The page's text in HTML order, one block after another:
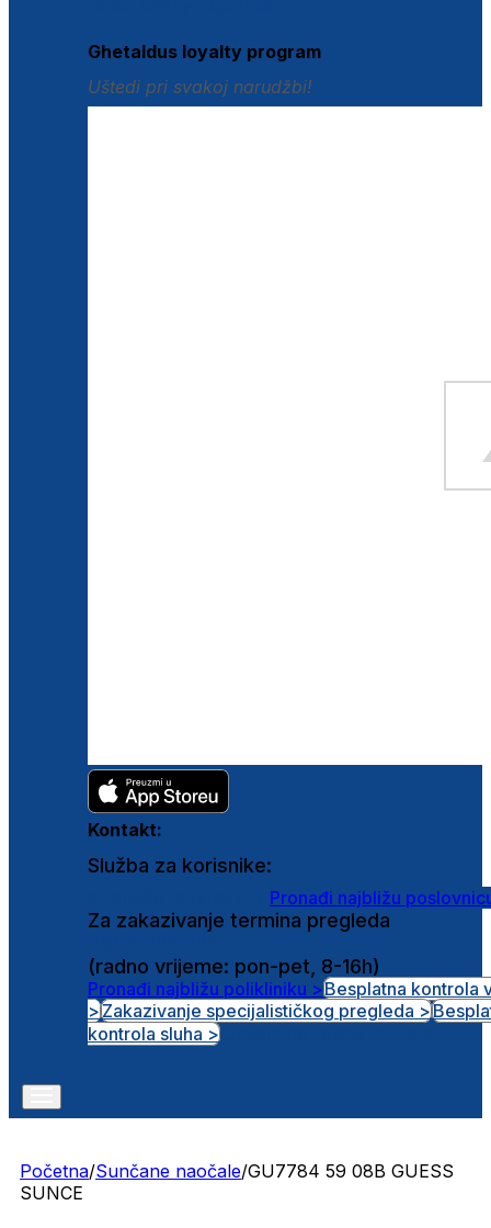
Ghetaldus loyalty program
Uštedi pri svakoj narudžbi!
Kontakt:
Služba za korisnike:
Pronađi najbližu
Za zakazivanje termina pregleda
(radno vrijeme: pon-pet, 8-16h)
Pronađi najbližu polikliniku >Besplatna kontrola
>Zakazivanje specijalističkog pregleda >
kontrola sluha >
Početna/Sunčane naočale/GU7784 59 08B GUESS
SUNCE